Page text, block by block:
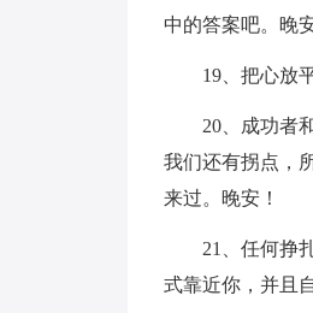
中的答案吧。晚
19、把心放
20、成功者
我们还有拐点，
来过。晚安！
21、任何挣
式靠近你，并且